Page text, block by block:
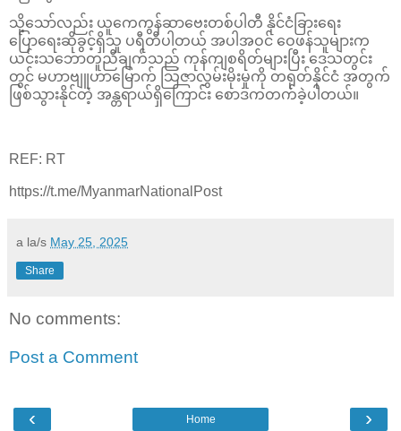
သို့သော်လည်း ယူကေကွန်ဆာဗေးတစ်ပါတီ နိုင်ငံခြားရေး
ပြောရေးဆိုခွင့်ရှိသူ ပရီတီပါတယ် အပါအဝင် ဝေဖန်သူများက
ယင်းသဘောတူညီချက်သည် ကုန်ကျစရိတ်များပြီး ဒေသတွင်း
တွင် မဟာဗျူဟာမြောက် သြဇာလွှမ်းမိုးမှုကို တရုတ်နိုင်ငံ အတွက်
ဖြစ်သွားနိုင်တဲ့ အန္တရာယ်ရှိကြောင်း စောဒကတက်ခဲ့ပါတယ်။
REF: RT
https://t.me/MyanmarNationalPost
a la/s May 25, 2025
Share
No comments:
Post a Comment
‹ ›
Home